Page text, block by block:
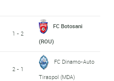
1 - 2
FC Botosani
(ROU)
2 - 1
FC Dinamo-Auto
Tiraspol (MDA)